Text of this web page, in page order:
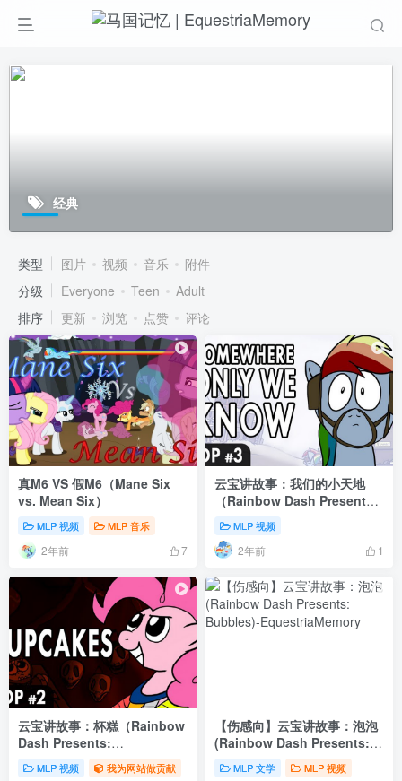
经典
类型 图片 视频 音乐
附件
分级
Everyone Teen
Adult
排序
更新 浏览 点赞 评论
真M6 VS 假M6（Mane Six
vs. Mean Six）
MLP 视频 MLP 音乐
2年前 7
云宝讲故事：我们的小天地
（Rainbow Dash Presents:
Somewhere Only We
Know）
MLP 视频
2年前 1
云宝讲故事：杯糕（Rainbow
Dash Presents:
Cupcakes）
MLP 视频 我为网站做贡献
【伤感向】云宝讲故事：泡泡
(Rainbow Dash Presents:
Bubbles)
MLP 文学 MLP 视频